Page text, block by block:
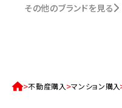
その他のブランドを見る
不動産購入 マンション購入